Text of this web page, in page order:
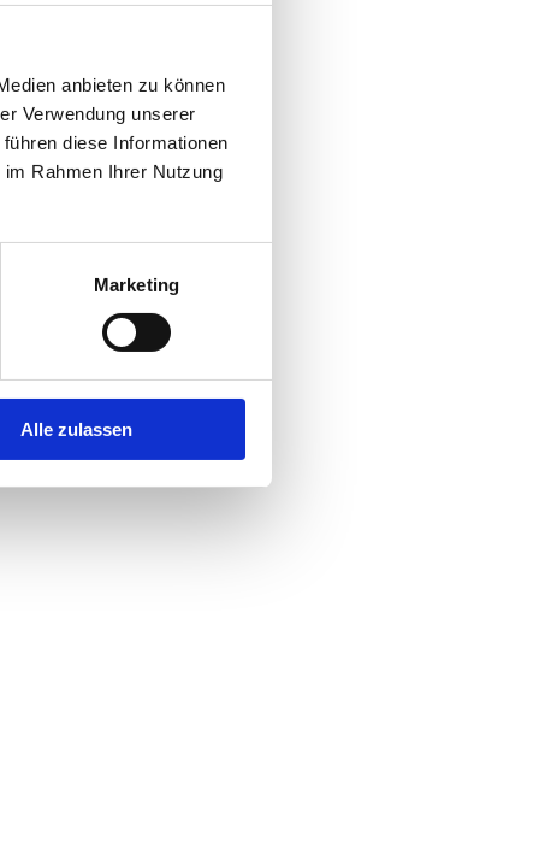
anbieten zu können
Verwendung unserer
diese Informationen
Rahmen Ihrer Nutzung
Marketing
Alle zulassen